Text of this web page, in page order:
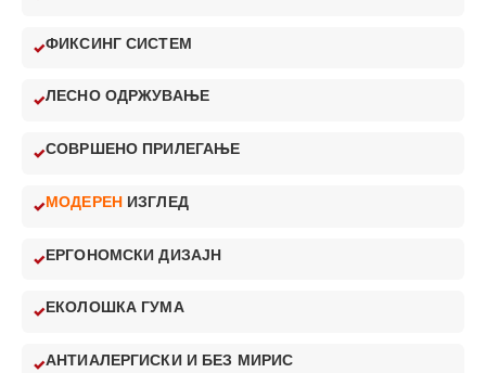
ФИКСИНГ СИСТЕМ
ЛЕСНО ОДРЖУВАЊЕ
СОВРШЕНО ПРИЛЕГАЊЕ
МОДЕРЕН ИЗГЛЕД
ЕРГОНОМСКИ ДИЗАЈН
ЕКОЛОШКА ГУМА
АНТИАЛЕРГИСКИ И БЕЗ МИРИС